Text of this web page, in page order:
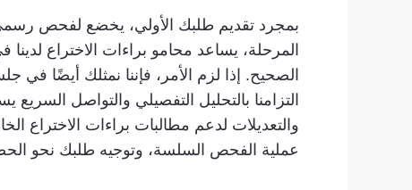
بمجرد تقديم طلبك الأولي، يخضع لفحص رسمي
المرحلة، يساعد محامو براءات الاختراع
الصحيح. إذا لزم الأمر، فإننا نمثلك أيضًا
التزامنا بالتحليل التفصيلي والتواصل
والتعديلات لدعم مطالبات براءات الاختراع
عملية الفحص السلسة، وتوجيه طلبك نحو